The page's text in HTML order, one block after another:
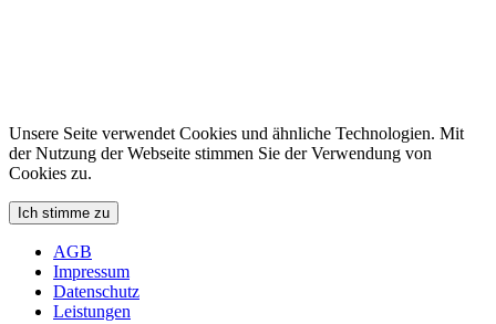
Unsere Seite verwendet Cookies und ähnliche Technologien. Mit
der Nutzung der Webseite stimmen Sie der Verwendung von
Cookies zu.
Ich stimme zu
AGB
Impressum
Datenschutz
Leistungen